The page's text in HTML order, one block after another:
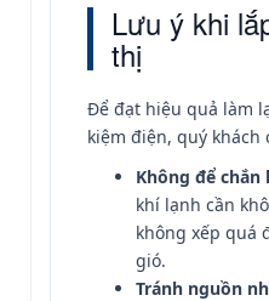
Lưu ý khi
thị
Để đạt hiệu quả làm
kiệm điện, quý khách
Không để
khí lạnh cần
không xếp quá
gió.
Tránh nguồn